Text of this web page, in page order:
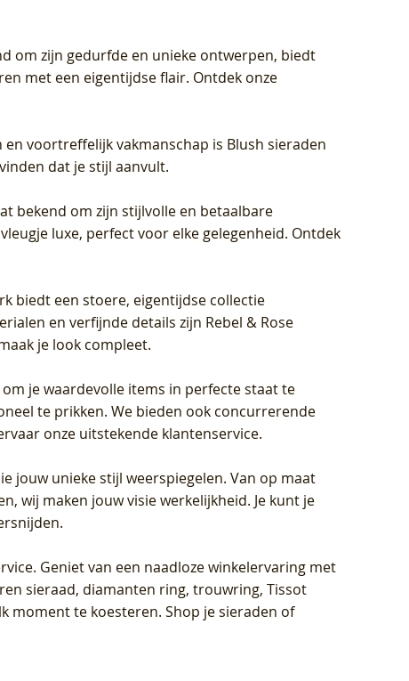
om zijn gedurfde en unieke ontwerpen, biedt
met een eigentijdse flair. Ontdek onze
voortreffelijk vakmanschap is Blush sieraden
dat je stijl aanvult.
bekend om zijn stijlvolle en betaalbare
luxe, perfect voor elke gelegenheid. Ontdek
biedt een stoere, eigentijdse collectie
en verfijnde details zijn Rebel & Rose
je look compleet.
je waardevolle items in perfecte staat te
te prikken. We bieden ook concurrerende
onze uitstekende klantenservice.
jouw unieke stijl weerspiegelen. Van op maat
wij maken jouw visie werkelijkheid. Je kunt je
. Geniet van een naadloze winkelervaring met
sieraad, diamanten ring, trouwring, Tissot
moment te koesteren. Shop je sieraden of